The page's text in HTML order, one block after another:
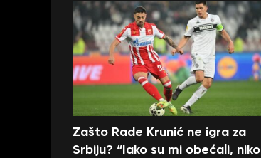
Zašto Rade Krunić ne igra za
Srbiju? “Iako su mi obećali, niko